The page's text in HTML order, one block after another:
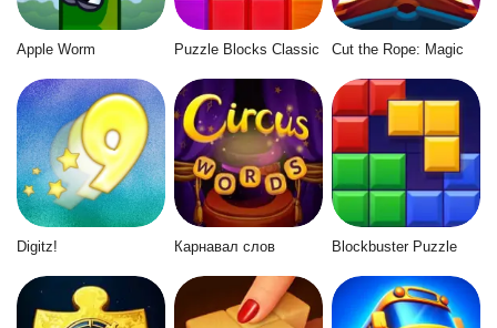
Apple Worm Puzzle Blocks Classic Cut the Rope: Magic
Digitz! Карнавал слов Blockbuster Puzzle